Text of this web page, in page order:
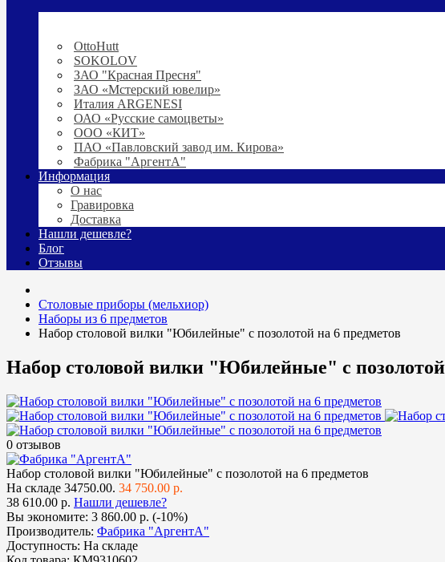
OttoHutt
SOKOLOV
ЗАО "Красная Пресня"
ЗАО «Мстерский ювелир»
Италия ARGENESI
ОАО «Русские самоцветы»
ООО «КИТ»
ПАО «Павловский завод им. Кирова»
Фабрика "АргентА"
Информация
О нас
Гравировка
Доставка
Нашли дешевле?
Блог
Отзывы
Столовые приборы (мельхиор)
Наборы из 6 предметов
Набор столовой вилки "Юбилейные" с позолотой на 6 предметов
Набор столовой вилки "Юбилейные" с позолотой
0 отзывов
Набор столовой вилки "Юбилейные" с позолотой на 6 предметов
На складе 34750.00. 34 750.00 р.
38 610.00 р. Нашли дешевле?
Вы экономите: 3 860.00 р. (-10%)
Производитель: Фабрика "АргентА"
Доступность: На складе